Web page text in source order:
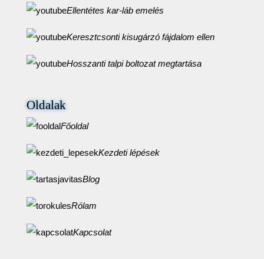
Ellentétes kar-láb emelés
Keresztcsonti kisugárzó fájdalom ellen
Hosszanti talpi boltozat megtartása
Oldalak
Főoldal
Kezdeti lépések
Blog
Rólam
Kapcsolat